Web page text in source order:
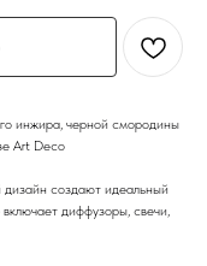
инжира, черной смородины
Art Deco
создают идеальный
диффузоры, свечи,